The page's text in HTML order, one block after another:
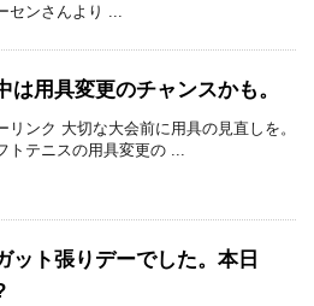
センさんより ...
は用具変更のチャンスかも。
リンク 大切な大会前に用具の見直しを。
トテニスの用具変更の ...
ット張りデーでした。本日